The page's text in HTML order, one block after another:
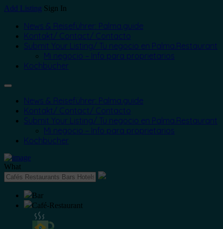
Add Listing Sign In
News & Reiseführer: Palma.guide
Kontakt/ Contact/ Contacto
Submit Your Listing/ Tu negocio en Palma.Restaurant
Mi negocio – Info para proprietarios
Kochbücher
News & Reiseführer: Palma.guide
Kontakt/ Contact/ Contacto
Submit Your Listing/ Tu negocio en Palma.Restaurant
Mi negocio – Info para proprietarios
Kochbücher
What
Bar
Café-Restaurant